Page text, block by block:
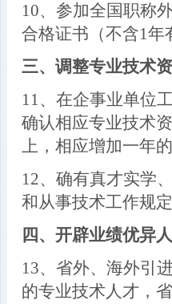
10、参加全国职称
合格证书（不含1年
三、调整专业技术
11、在企事业单位
确认相应专业技术
上，相应增加一年
12、确有真才实学
和从事技术工作规
四、开辟业绩优异
13、省外、海外引
的专业技术人才，